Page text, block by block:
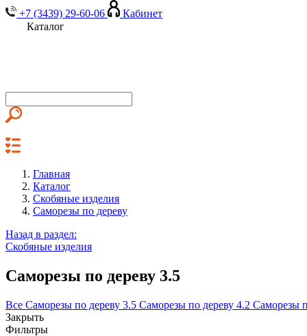
+7 (3439) 29-60-06
Кабинет
Каталог
Главная
Каталог
Скобяные изделия
Саморезы по дереву
Назад в раздел:
Скобяные изделия
Саморезы по дереву 3.5
Все Саморезы по дереву 3.5 Саморезы по дереву 4.2 Саморезы
Закрыть
Фильтры